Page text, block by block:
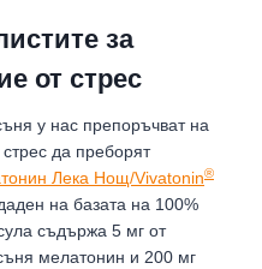
за
от стрес
у нас препоръчват на
да преборят
Лека Нощ/Vivatonin®
на базата на 100%
съдържа 5 мг от
мелатонин и 200 мг